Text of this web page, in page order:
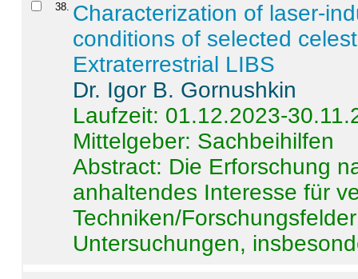
38. Characterization of laser-
conditions of selected
Extraterrestrial LIBS
Dr. Igor B. Gornushkin
Laufzeit: 01.12.2023-
Mittelgeber: Sachbeihilfen
Abstract: Die Erforschung
anhaltendes Interesse für
Techniken/
Untersuchungen,